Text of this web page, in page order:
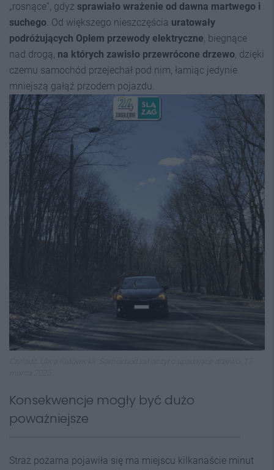
„rosnące”, gdyż sprawiało wrażenie od dawna martwego i
suchego. Od większego nieszczęścia uratowały
podróżujących Oplem przewody elektryczne, biegnące
nad drogą, na których zawisło przewrócone drzewo, dzięki
czemu samochód przejechał pod nim, łamiąc jedynie
mniejszą gałąź przodem pojazdu.
Konsekwencje mogły być dużo
poważniejsze
Straż pożarna pojawiła się ma miejscu kilkanaście minut